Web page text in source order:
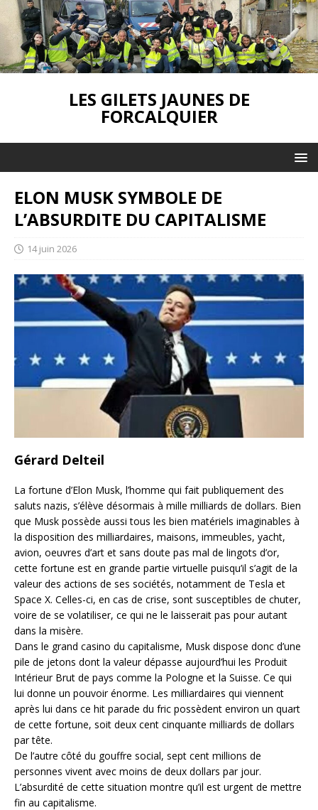
LES GILETS JAUNES DE
FORCALQUIER
ELON MUSK SYMBOLE DE
L’ABSURDITE DU CAPITALISME
14 juin 2026
Gérard Delteil
La fortune d’Elon Musk, l’homme qui fait publiquement des
saluts nazis, s’élève désormais à mille milliards de dollars. Bien
que Musk possède aussi tous les bien matériels imaginables à
la disposition des milliardaires, maisons, immeubles, yacht,
avion, oeuvres d’art et sans doute pas mal de lingots d’or,
cette fortune est en grande partie virtuelle puisqu’il s’agit de la
valeur des actions de ses sociétés, notamment de Tesla et
Space X. Celles-ci, en cas de crise, sont susceptibles de chuter,
voire de se volatiliser, ce qui ne le laisserait pas pour autant
dans la misère.
Dans le grand casino du capitalisme, Musk dispose donc d’une
pile de jetons dont la valeur dépasse aujourd’hui les Produit
Intérieur Brut de pays comme la Pologne et la Suisse. Ce qui
lui donne un pouvoir énorme. Les milliardaires qui viennent
après lui dans ce hit parade du fric possèdent environ un quart
de cette fortune, soit deux cent cinquante milliards de dollars
par tête.
De l’autre côté du gouffre social, sept cent millions de
personnes vivent avec moins de deux dollars par jour.
L’absurdité de cette situation montre qu’il est urgent de mettre
fin au capitalisme.